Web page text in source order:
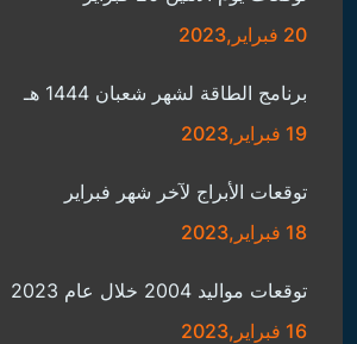
20 فبراير,2023
برنامج الطاقة لشهر شعبان 1444 هـ
19 فبراير,2023
توقعات الأبراج لآخر شهر فبراير
18 فبراير,2023
توقعات مواليد 2004 خلال عام 2023
16 فبراير,2023